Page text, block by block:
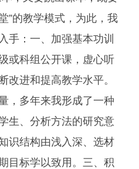
”的教学模式，为此，我
手：一、加强基本功训
或科组公开课，虚心听
改进和提高教学水平。
，多年来我形成了一种
生、分析方法的研究意
识结构由浅入深、选材
目标学以致用。三、积